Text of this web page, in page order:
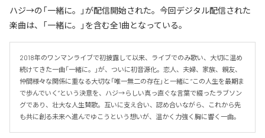
ハジ→の「一緒に。」が配信開始された。今回デジタル配信された
楽曲は、「一緒に。」を含む全1曲となっている。
2018年のワンマンライブで初披露して以来、ライブでのみ歌い、大切に温め
続けてきた一曲「一緒に。」が、ついに初音源化。恋人、夫婦、家族、親友、
仲間――様々な関係に重なる大切な「唯一無二の存在」と一緒に “この人生を最期ま
で歩んでいく”という決意を、ハジ→らしい真っ直ぐな言葉で綴ったラブソン
グであり、壮大な人生賛歌。互いに支え合い、認め合いながら、これから先
も共に創る未来へ進んでゆこうという想いが、温かく力強く胸に響く一曲。